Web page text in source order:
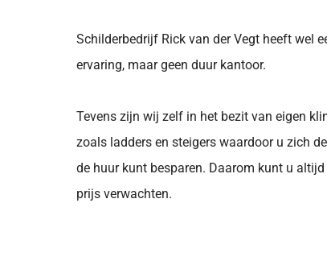
Schilderbedrijf Rick van der Vegt heeft wel
ervaring, maar geen duur kantoor.
Tevens zijn wij zelf in het bezit van eigen
zoals ladders en steigers waardoor u zich
de huur kunt besparen. Daarom kunt u altijd
prijs verwachten.